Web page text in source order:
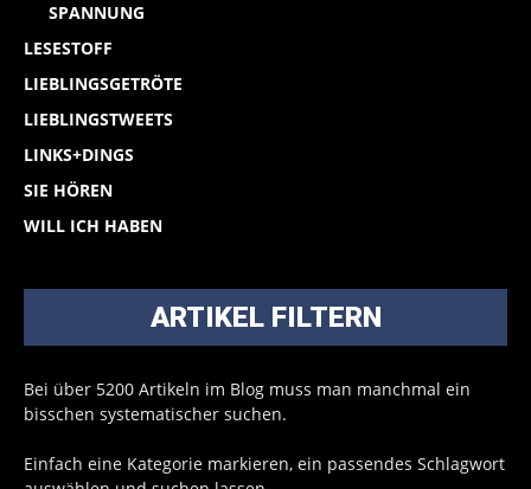
SPANNUNG
LESESTOFF
LIEBLINGSGETRÖTE
LIEBLINGSTWEETS
LINKS+DINGS
SIE HÖREN
WILL ICH HABEN
ARTIKEL FILTERN
Bei über 5200 Artikeln im Blog muss man manchmal ein
bisschen systematischer suchen.
Einfach eine Kategorie markieren, ein passendes Schlagwort